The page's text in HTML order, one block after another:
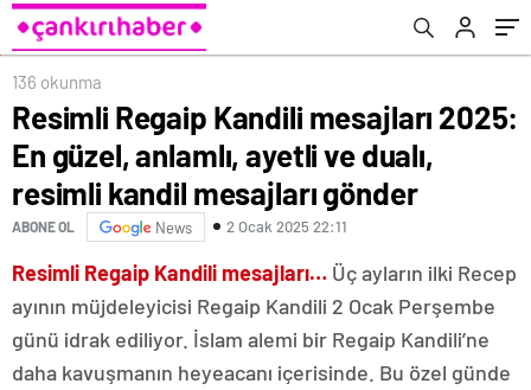
mesajları gönder
136 okunma
Resimli Regaip Kandili mesajları 2025:
En güzel, anlamlı, ayetli ve dualı,
resimli kandil mesajları gönder
ABONE OL News 2 Ocak 2025 22:11
Resimli Regaip Kandili mesajları… Üç ayların ilki Recep
ayının müjdeleyicisi Regaip Kandili 2 Ocak Perşembe
günü idrak ediliyor. İslam alemi bir Regaip Kandili’ne
daha kavuşmanın heyeacanı içerisinde. Bu özel günde